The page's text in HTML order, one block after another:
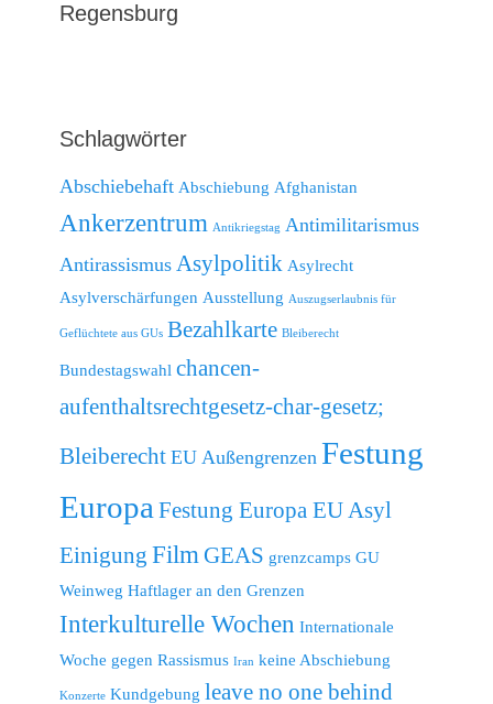
Regensburg
Schlagwörter
Abschiebehaft Abschiebung Afghanistan
Ankerzentrum Antikriegstag Antimilitarismus
Antirassismus Asylpolitik Asylrecht
Asylverschärfungen Ausstellung Auszugserlaubnis für
Geflüchtete aus GUs Bezahlkarte Bleiberecht
Bundestagswahl chancen-
aufenthaltsrechtgesetz-char-gesetz;
Bleiberecht EU Außengrenzen Festung
EuropaFestung Europa EU Asyl
Einigung FilmGEAS grenzcamps GU
Weinweg Haftlager an den Grenzen
Interkulturelle Wochen Internationale
Woche gegen Rassismus Iran keine Abschiebung
Konzerte Kundgebung leave no one behind